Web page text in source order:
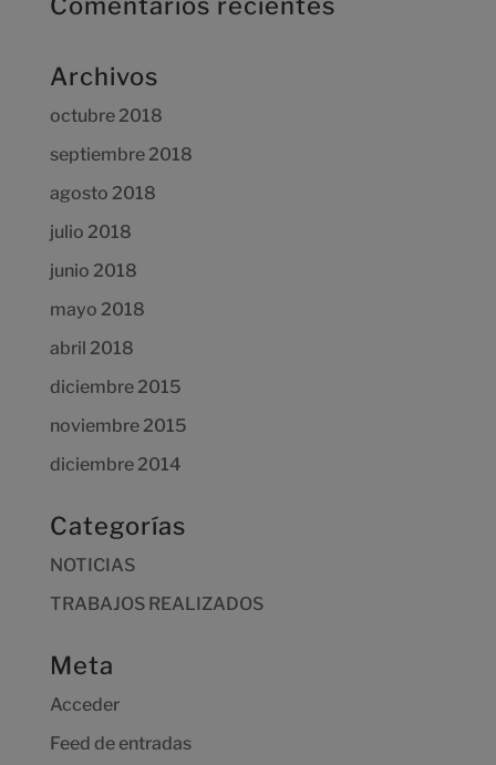
Archivos
octubre 2018
septiembre 2018
agosto 2018
julio 2018
junio 2018
mayo 2018
abril 2018
diciembre 2015
noviembre 2015
diciembre 2014
Categorías
NOTICIAS
TRABAJOS REALIZADOS
Meta
Acceder
Feed de entradas